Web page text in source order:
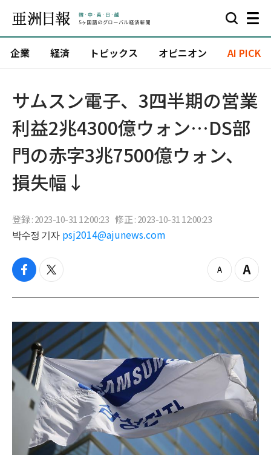
企業 経済 トピックス オピニオン AI PICK
​サムスン電子、3四半期の営業
利益2兆4300億ウォン…DS部
門の赤字3兆7500億ウォン、
損失幅↓
登録 : 2023-10-31 12:00:23 修正 : 2023-10-31 12:00:23
박수정 기자 psj2014@ajunews.com
f
c
b
o
o
k
t
i
t
e
r
z
o
o
u
t
Z
o
i
n